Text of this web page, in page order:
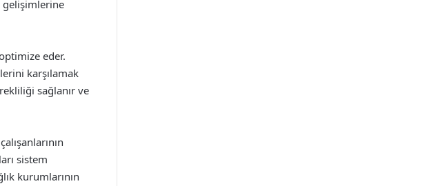
gelişimlerine
eder.
karşılamak
sağlanır ve
sistem
kurumlarının